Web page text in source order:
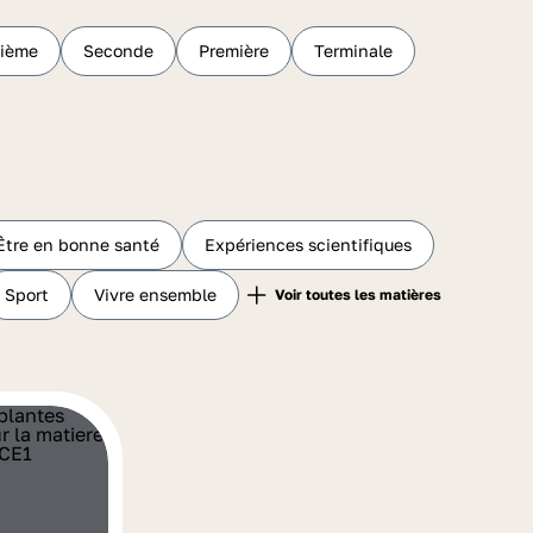
Seconde Première Terminale
en bonne santé Expériences scientifiques
Sport Vivre ensemble